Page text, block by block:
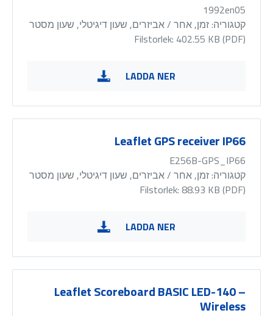
1992en05
קטגוריה:זמן, אחר / אביזרים, שעון דיגיטלי, שעון מסטר
Filstorlek: 402.55 KB (PDF)
LADDA NER
Leaflet GPS receiver IP66
E256B-GPS_IP66
קטגוריה:זמן, אחר / אביזרים, שעון דיגיטלי, שעון מסטר
Filstorlek: 88.93 KB (PDF)
LADDA NER
Leaflet Scoreboard BASIC LED-140 –
Wireless